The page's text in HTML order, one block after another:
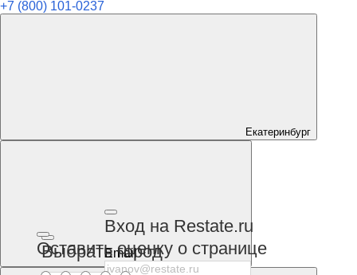
+7 (800) 101-0237
Екатеринбург
Выбрать город
Вход на Restate.ru
Email
Оставить оценку о странице